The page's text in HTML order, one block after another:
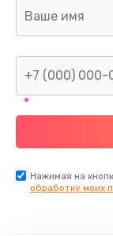
Нажимая на
обработку моих